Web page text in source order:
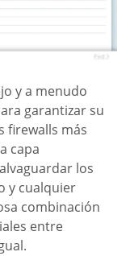
y a menudo
garantizar su
firewalls más
capa
los
y cualquier
combinación
entre